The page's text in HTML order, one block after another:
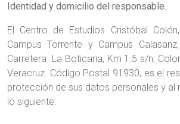
Identidad y domicilio del responsable.
El Centro de Estudios Cristóbal
Campus Torrente y Campus
Carretera La Boticaria, Km 1.5 s/n,
Veracruz. Código Postal 91930, es el
protección de sus datos personales y al
lo siguiente: